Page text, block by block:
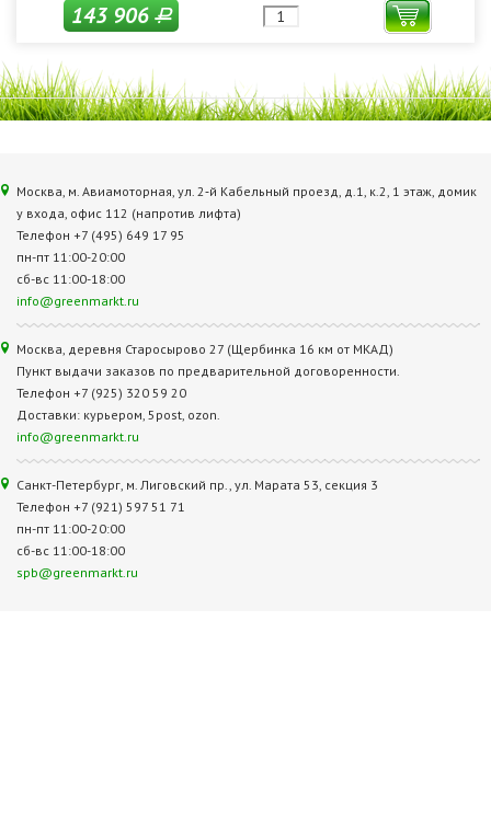
143 906Р
Москва, м. Авиамоторная, ул. 2‑й Кабельный проезд, д.1, к.2, 1 этаж, домик
у входа, офис 112 (напротив лифта)
Телефон +7 (495) 649 17 95
пн-пт 11:00-20:00
сб-вс 11:00-18:00
info@greenmarkt.ru
Москва, деревня Старосырово 27 (Щербинка 16 км от МКАД)
Пункт выдачи заказов по предварительной договоренности.
Телефон +7 (925) 320 59 20
Доставки: курьером, 5post, ozon.
info@greenmarkt.ru
Санкт-Петербург, м. Лиговский пр., ул. Марата 53, секция 3
Телефон +7 (921) 597 51 71
пн-пт 11:00-20:00
сб-вс 11:00-18:00
spb@greenmarkt.ru